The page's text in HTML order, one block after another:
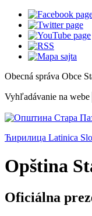
Obecná správa Obce
Vyhľadávanie na webe
Ћирилица Latinica
Opština
Oficiálna